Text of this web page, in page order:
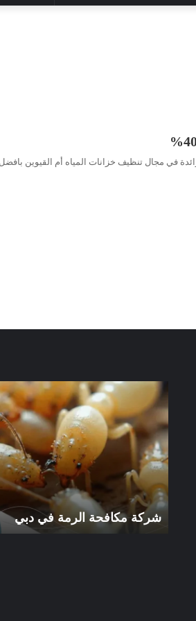
في مجال تنظيف خزانات المياه أم القيوين
شركة
مكافحة
في
دبي
شركة مكافحة الرمة في دبي